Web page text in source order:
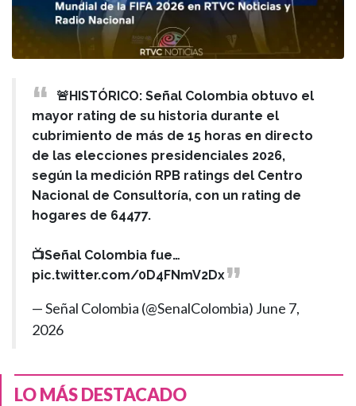
🚨HISTÓRICO: Señal Colombia obtuvo el
mayor rating de su historia durante el
cubrimiento de más de 15 horas en directo
de las elecciones presidenciales 2026,
según la medición RPB ratings del Centro
Nacional de Consultoría, con un rating de
hogares de 64477.
📺Señal Colombia fue…
pic.twitter.com/0D4FNmV2Dx
— Señal Colombia (@SenalColombia) June 7,
2026
LO MÁS DESTACADO